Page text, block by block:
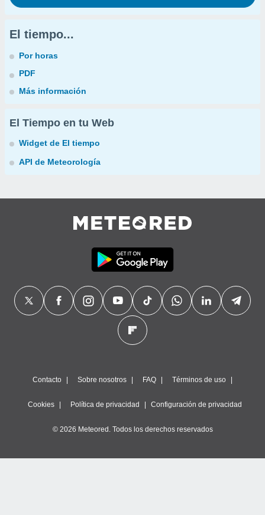
El tiempo...
Por horas
PDF
Más información
El Tiempo en tu Web
Widget de El tiempo
API de Meteorología
Contacto Sobre nosotros FAQ Términos de uso
Cookies Política de privacidad Configuración de privacidad
© 2026 Meteored. Todos los derechos reservados